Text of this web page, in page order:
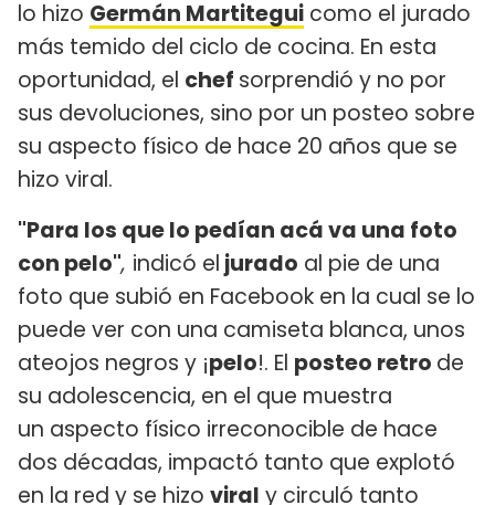
lo hizo Germán Martitegui como el jurado
más temido del ciclo de cocina. En esta
oportunidad, el chef sorprendió y no por
sus devoluciones, sino por un posteo sobre
su aspecto físico de hace 20 años que se
hizo viral.
"Para los que lo pedían acá va una foto
con pelo", indicó el jurado al pie de una
foto que subió en Facebook en la cual se lo
puede ver con una camiseta blanca, unos
ateojos negros y ¡pelo!. El posteo retro de
su adolescencia, en el que muestra
un aspecto físico irreconocible de hace
dos décadas, impactó tanto que explotó
en la red y se hizo viral y circuló tanto